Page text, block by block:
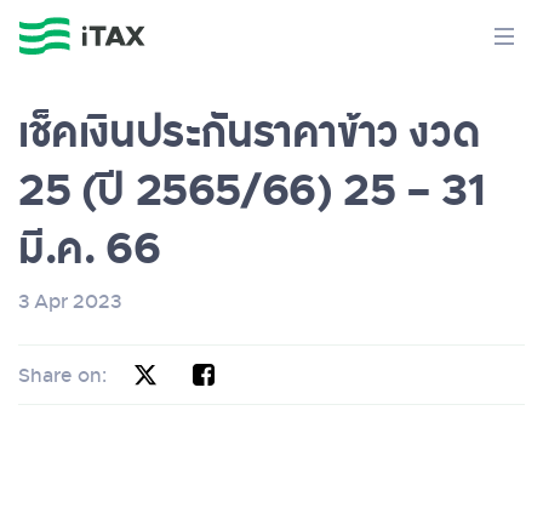
เช็คเงินประกันราคาข้าว งวด
25 (ปี 2565/66) 25 – 31
มี.ค. 66
3 Apr 2023
Share on: